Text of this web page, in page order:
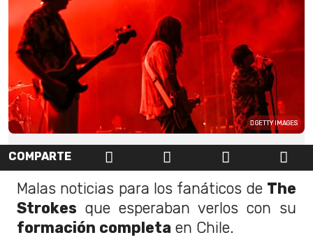
GETTY IMAGES
COMPARTE
Malas noticias para los fanáticos de The
Strokes que esperaban verlos con su
formación completa en Chile.